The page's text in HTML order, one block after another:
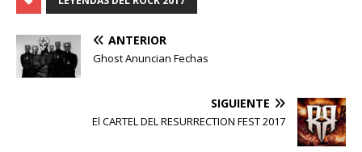
ANTERIOR
Ghost Anuncian Fechas
SIGUIENTE
El CARTEL DEL RESURRECTION FEST 2017